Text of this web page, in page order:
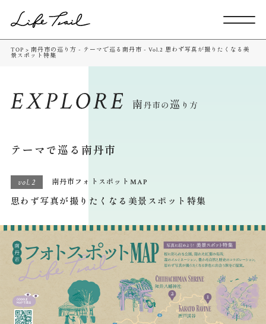
TOP > 南丹市の巡り方 - テーマで巡る南丹市 - Vol.2 思わず写真が撮りたくなる美
景スポット特集
テーマで巡る南丹市
vol.2 南丹市フォトスポットMAP
思わず写真が撮りたくなる美景スポット特集